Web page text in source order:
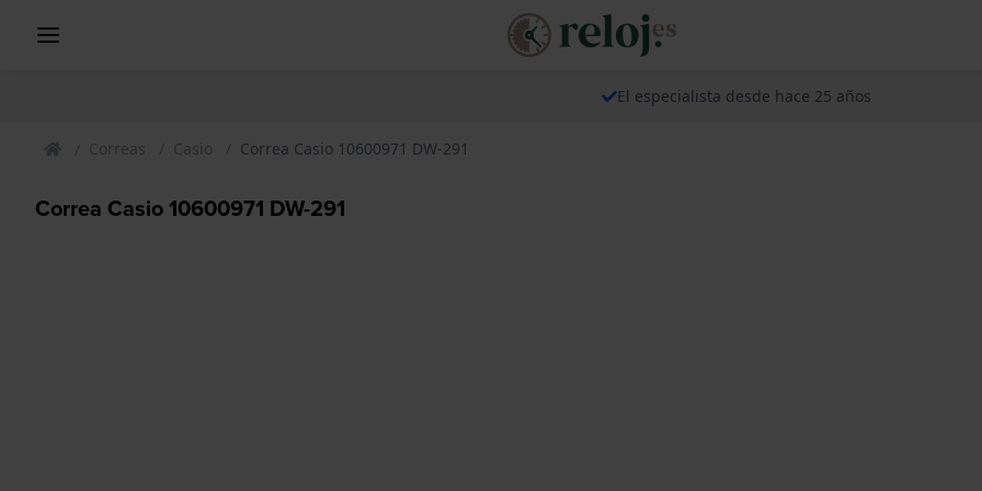
El especialista desde hace 25 años
Correas Casio Correa Casio 10600971 DW-291
Correa Casio 10600971 DW-291